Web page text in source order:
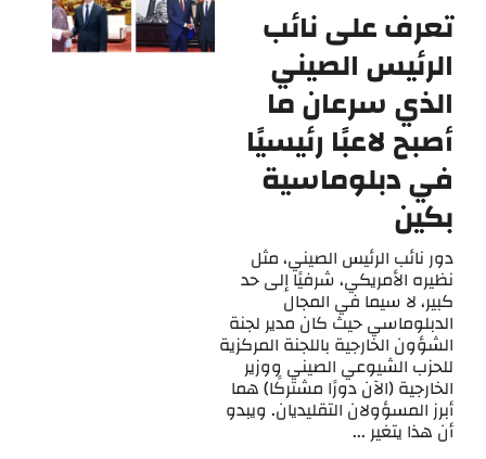
تعرف على نائب
الرئيس الصيني
الذي سرعان ما
أصبح لاعبًا رئيسيًا
في دبلوماسية
بكين
دور نائب الرئيس الصيني، مثل
نظيره الأمريكي، شرفيًا إلى حد
كبير، لا سيما في المجال
الدبلوماسي حيث كان مدير لجنة
الشؤون الخارجية باللجنة المركزية
للحزب الشيوعي الصيني ووزير
الخارجية (الآن دورًا مشتركًا) هما
أبرز المسؤولان التقليديان. ويبدو
أن هذا يتغير ...